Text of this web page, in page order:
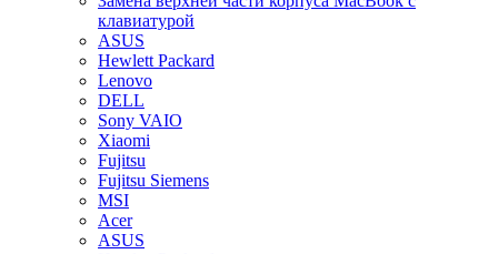
клавиатурой
ASUS
Hewlett Packard
Lenovo
DELL
Sony VAIO
Xiaomi
Fujitsu
Fujitsu Siemens
MSI
Acer
ASUS